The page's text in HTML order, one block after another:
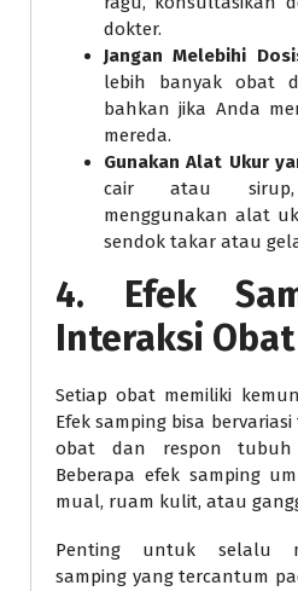
dokter.
Jangan Melebihi
lebih banyak obat
bahkan jika Anda
mereda.
Gunakan Alat Ukur
cair atau
menggunakan alat
sendok takar atau
4. Efek
Interaksi Obat
Setiap obat memiliki
Efek samping bisa
obat dan respon tubuh
Beberapa efek samping
mual, ruam kulit, atau
Penting untuk selalu
samping yang tercantum